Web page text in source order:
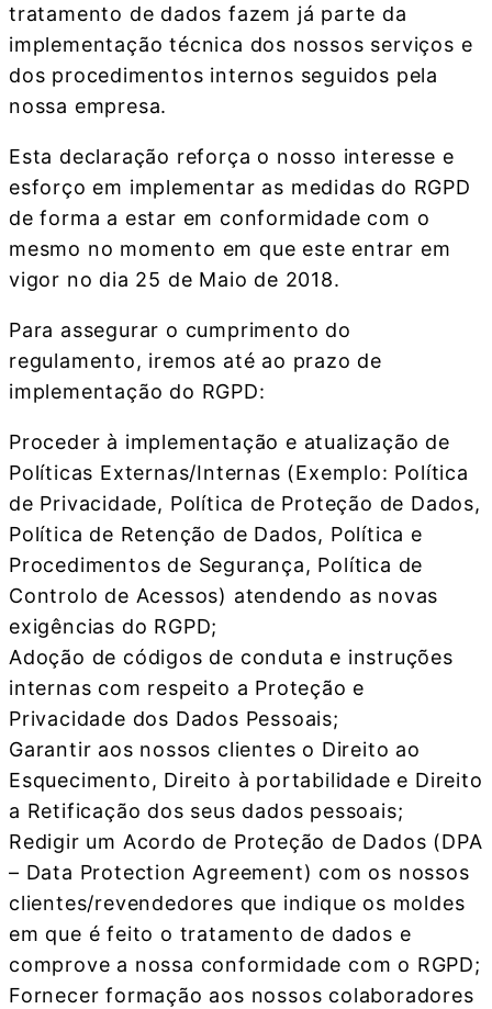
tratamento de dados fazem já parte da
implementação técnica dos nossos serviços e
dos procedimentos internos seguidos pela
nossa empresa.
Esta declaração reforça o nosso interesse e
esforço em implementar as medidas do RGPD
de forma a estar em conformidade com o
mesmo no momento em que este entrar em
vigor no dia 25 de Maio de 2018.
Para assegurar o cumprimento do
regulamento, iremos até ao prazo de
implementação do RGPD:
Proceder à implementação e atualização de
Políticas Externas/Internas (Exemplo: Política
de Privacidade, Política de Proteção de Dados,
Política de Retenção de Dados, Política e
Procedimentos de Segurança, Política de
Controlo de Acessos) atendendo as novas
exigências do RGPD;
Adoção de códigos de conduta e instruções
internas com respeito a Proteção e
Privacidade dos Dados Pessoais;
Garantir aos nossos clientes o Direito ao
Esquecimento, Direito à portabilidade e Direito
a Retificação dos seus dados pessoais;
Redigir um Acordo de Proteção de Dados (DPA
– Data Protection Agreement) com os nossos
clientes/revendedores que indique os moldes
em que é feito o tratamento de dados e
comprove a nossa conformidade com o RGPD;
Fornecer formação aos nossos colaboradores